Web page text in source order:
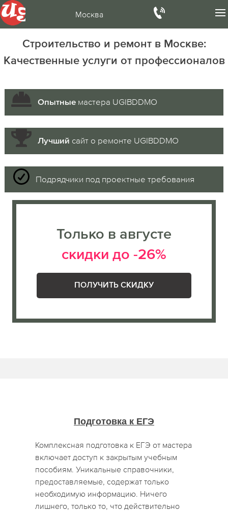
Москва
Строительство и ремонт в Москве:
Качественные услуги от профессионалов
Опытныемастера UGIBDDMO
Лучший сайт о ремонте UGIBDDMO
Подрядчики под проектные требования
Только в августе
скидки до -26%
ПОЛУЧИТЬ СКИДКУ
Подготовка к ЕГЭ
Комплексная подготовка к ЕГЭ от мастера
включает доступ к закрытым учебным
пособиям. Уникальные справочники,
предоставляемые, содержат только
необходимую информацию. Ничего
лишнего, только то, что действительно